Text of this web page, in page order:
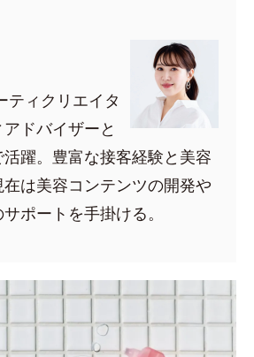
ティクリエイタ
ドバイザーと
活躍。豊富な接客経験と美容
は美容コンテンツの開発や
ポートを手掛ける。